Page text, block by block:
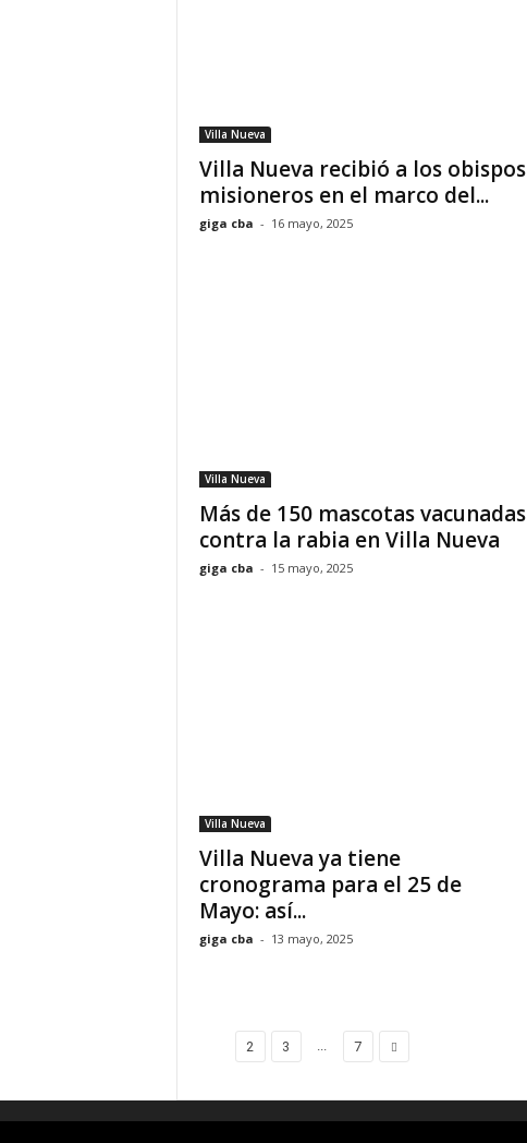
Villa Nueva
Villa Nueva recibió a los obispos
misioneros en el marco del...
giga cba - 16 mayo, 2025
Villa Nueva
Más de 150 mascotas vacunadas
contra la rabia en Villa Nueva
giga cba - 15 mayo, 2025
Villa Nueva
Villa Nueva ya tiene
cronograma para el 25 de
Mayo: así...
giga cba - 13 mayo, 2025
2 3 ... 7